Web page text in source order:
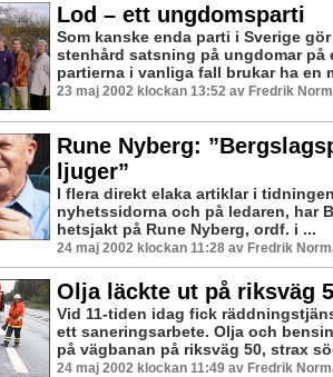
Lod – ett ungdomsparti
Som kanske enda parti i Sverige
stenhård satsning på ungdomar på
partierna i vanliga fall brukar ha en
23 maj 2002 klockan 13:52 av Fredrik
Rune Nyberg:
ljuger”
I flera direkt elaka artiklar i
nyhetssidorna och på ledaren, har
hetsjakt på Rune Nyberg, ordf. i ...
24 maj 2002 klockan 11:28 av Fredrik
Olja läckte ut på riksväg
Vid 11-tiden idag fick
ett saneringsarbete. Olja och
på vägbanan på riksväg 50, strax
24 maj 2002 klockan 11:49 av Fredrik